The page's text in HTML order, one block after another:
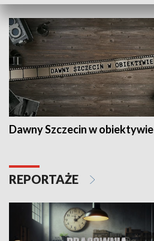
Dawny Szczecin w obiektywie
REPORTAŻE